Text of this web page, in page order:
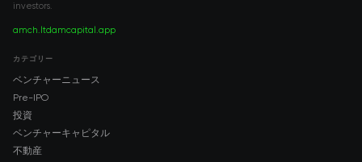
investors.
amch.ltdamcapital.app
カテゴリー
ベンチャーニュース
Pre-IPO
投資
ベンチャーキャピタル
不動産